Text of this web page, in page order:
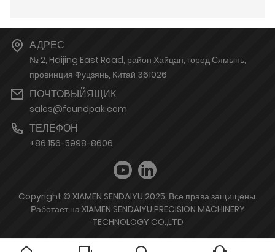
АДРЕС
№ 2, Haijing East Road, район Хайцан, город Сямынь,
провинция Фуцзянь, Китай 361026
ПОЧТОВЫЙЯЩИК
sales@foundpak.com
ТЕЛЕФОН
+86 156-5998-8606
Copyright © XIAMEN SENDAIYU 2025. Все права защищены.
Работает на XIAMEN SENDAIYU PRECISION MACHINERY
TECHNOLOGY CO.,LTD